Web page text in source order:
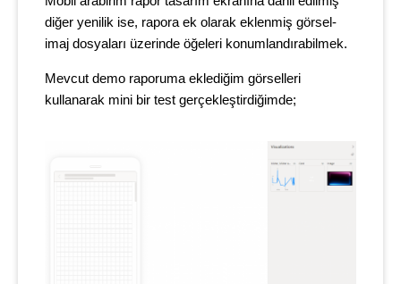
diğer yenilik ise, rapora ek olarak eklenmiş görsel-
imaj dosyaları üzerinde öğeleri konumlandırabilmek.
Mevcut demo raporuma eklediğim görselleri
kullanarak mini bir test gerçekleştirdiğimde;